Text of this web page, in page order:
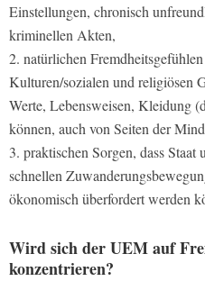
Einstellungen, chronisch
kriminellen Akten,
2. natürlichen
Kulturen/sozialen und religiösen
Werte, Lebensweisen, Kleidung
können, auch von Seiten der
3. praktischen Sorgen, dass
schnellen
ökonomisch überfordert werden
Wird sich der UEM auf
konzentrieren?